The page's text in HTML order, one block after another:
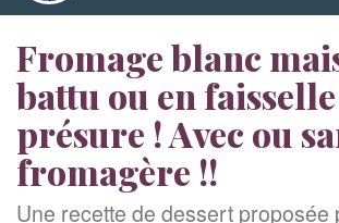
Fromage blanc
battu ou en
présure ! Avec ou
fromagère !!
Une recette de dessert proposée